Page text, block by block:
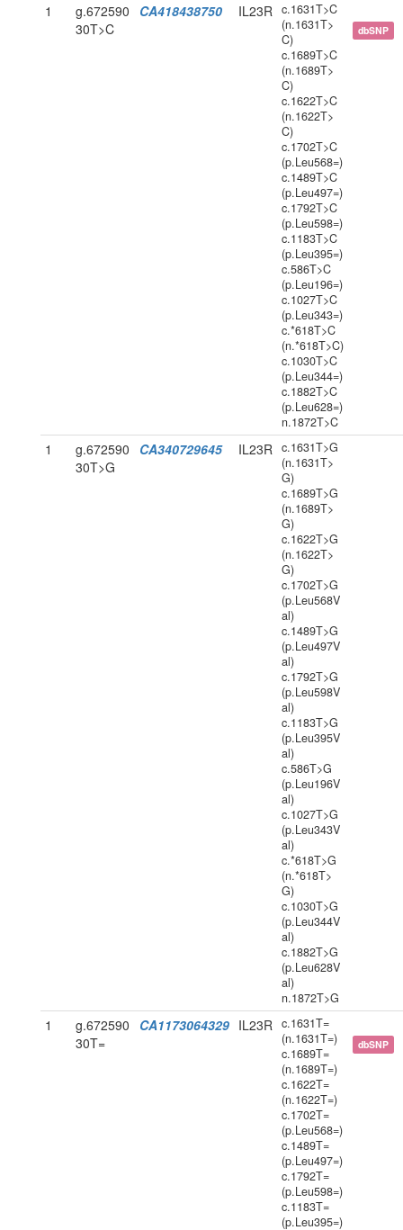
1
g.672590
30T>C
CA418438750 IL23R c.1631T>C
(n.1631T>
C)
c.1689T>C
(n.1689T>
C)
c.1622T>C
(n.1622T>
C)
c.1702T>C
(p.Leu568=)
c.1489T>C
(p.Leu497=)
c.1792T>C
(p.Leu598=)
c.1183T>C
(p.Leu395=)
c.586T>C
(p.Leu196=)
c.1027T>C
(p.Leu343=)
c.*618T>C
(n.*618T>C)
c.1030T>C
(p.Leu344=)
c.1882T>C
(p.Leu628=)
n.1872T>C
dbSNP
1
g.672590
30T>G
CA340729645 IL23R c.1631T>G
(n.1631T>
G)
c.1689T>G
(n.1689T>
G)
c.1622T>G
(n.1622T>
G)
c.1702T>G
(p.Leu568V
al)
c.1489T>G
(p.Leu497V
al)
c.1792T>G
(p.Leu598V
al)
c.1183T>G
(p.Leu395V
al)
c.586T>G
(p.Leu196V
al)
c.1027T>G
(p.Leu343V
al)
c.*618T>G
(n.*618T>
G)
c.1030T>G
(p.Leu344V
al)
c.1882T>G
(p.Leu628V
al)
n.1872T>G
1
g.672590
30T=
CA1173064329 IL23R c.1631T=
(n.1631T=)
c.1689T=
(n.1689T=)
c.1622T=
(n.1622T=)
c.1702T=
(p.Leu568=)
c.1489T=
(p.Leu497=)
c.1792T=
(p.Leu598=)
c.1183T=
(p.Leu395=)
dbSNP